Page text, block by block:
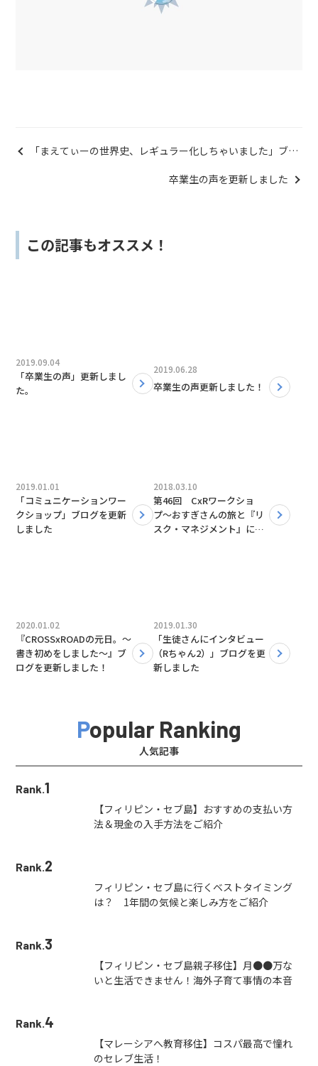
「まえてぃーの世界史、レギュラー化しちゃいました」ブロ
卒業生の声を更新しました
この記事もオススメ！
2019.09.04
「卒業生の声」更新しまし
た。
2019.06.28
卒業生の声更新しました！
2019.01.01
「コミュニケーションワー
クショップ」ブログを更新
しました
2018.03.10
第46回 CxRワークショ
プ〜おすぎさんの旅と『リ
スク・マネジメント』につ
2020.01.02
『CROSSxROADの元日。〜
書き初めをしました〜』ブ
ログを更新しました！
2019.01.30
「生徒さんにインタビュー
（Rちゃん2）」ブログを更
新しました
Popular Ranking
人気記事
Rank.1
【フィリピン・セブ島】おすすめの支払い方
法＆現金の入手方法をご紹介
Rank.2
フィリピン・セブ島に行くベストタイミング
は？ 1年間の気候と楽しみ方をご紹介
Rank.3
【フィリピン・セブ島親子移住】月●●万な
いと生活できません！海外子育て事情の本音
Rank.4
【マレーシアへ教育移住】コスパ最高で憧れ
のセレブ生活！